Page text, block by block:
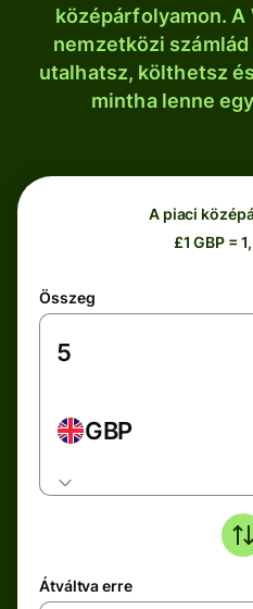
középárfolyamon. A
nemzetközi
utalhatsz, költhetsz
mintha lenne
A piaci
£1 GBP =
Összeg
GBP
Átváltva erre